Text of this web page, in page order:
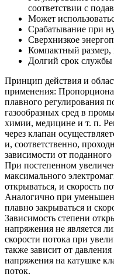
соответствии с
Может
Срабатывание при
Cверхнизкое
Компактный размер,
Долгий срок службы
Принцип действия и
применения:
плавного регулирования
газообразных сред в
химии, медицине и т. п.
через клапан
и, соответственно,
зависимости от
При постепенном
максимального
открываться, и скорость
Аналогично при
плавно закрываться и
Зависимость степени
напряжения не является
скорости потока при
также зависит от
напряжения на катушке
поток.